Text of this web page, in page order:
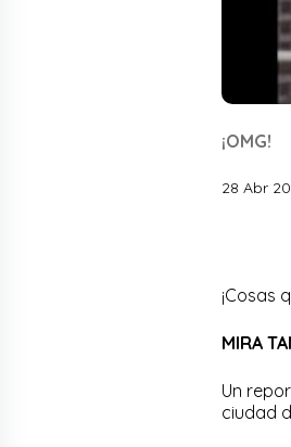
¡OMG!
28 Abr
¡Cosas
MIRA
Un
ciudad